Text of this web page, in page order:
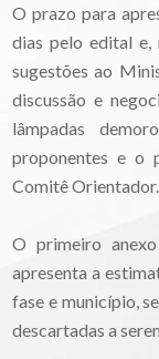
O prazo para
dias pelo edital e,
sugestões ao
discussão e
lâmpadas
proponentes e o
Comitê Orientador.
O primeiro
apresenta a
fase e município,
descartadas a